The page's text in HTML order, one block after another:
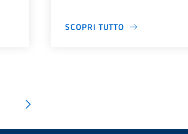
SCOPRI TUTTO